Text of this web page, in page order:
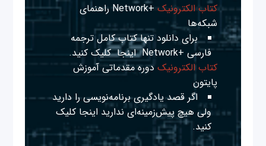
کتاب الکترونیک
+Network راهنمای
شبکه‌ها
برای دانلود تنها کتاب کامل ترجمه
فارسی +Network
اینجا کلیک کنید.
کتاب الکترونیک دوره مقدماتی آموزش
پایتون
اگر قصد یادگیری برنامه‌نویسی را دارید
ولی هیچ پیش‌زمینه‌ای نداریداینجا کلیک
کنید.